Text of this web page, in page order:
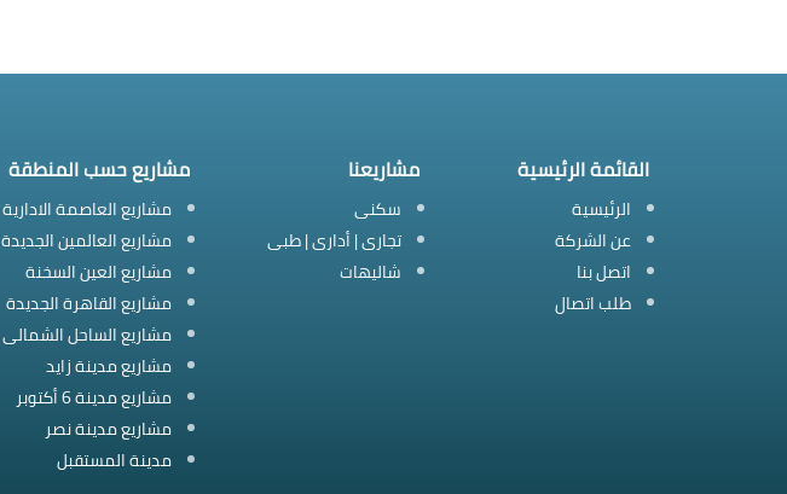
القائمة الرئيسية
الرئيسية
عن الشركة
اتصل بنا
طلب اتصال
مشاريعنا
سكنى
تجارى | أدارى | طبى
شاليهات
مشاريع حسب المنطقة
مشاريع العاصمة الادارية
مشاريع العالمين الجديدة
مشاريع العين السخنة
مشاريع القاهرة الجديدة
مشاريع الساحل الشمالى
مشاريع مدينة زايد
مشاريع مدينة 6 أكتوبر
مشاريع مدينة نصر
مدينة المستقبل